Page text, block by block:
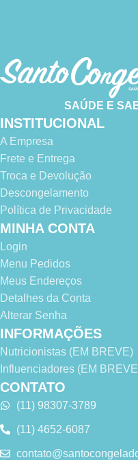
SAÚDE E
INSTITUCIONAL
A Empresa
Frete e Entrega
Troca e Devolução
Descongelamento
Política de Privacidade
MINHA CONTA
Login
Menu Pedidos
Meus Endereços
Detalhes da Conta
Alterar Senha
INFORMAÇÕES
Nutricionistas (EM BREVE)
Influenciadores (EM
CONTATO
(11) 98307-3789
(11) 4652-6087